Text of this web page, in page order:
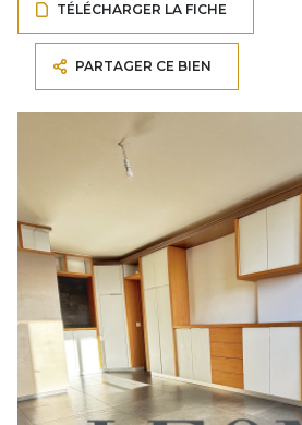
TÉLÉCHARGER LA FICHE
PARTAGER CE BIEN